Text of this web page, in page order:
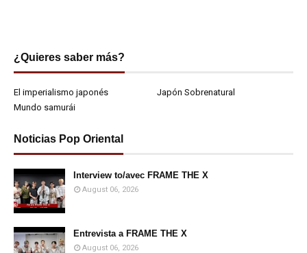
¿Quieres saber más?
El imperialismo japonés
Japón Sobrenatural
Mundo samurái
Noticias Pop Oriental
Interview to/avec FRAME THE X
August 06, 2026
Entrevista a FRAME THE X
August 06, 2026